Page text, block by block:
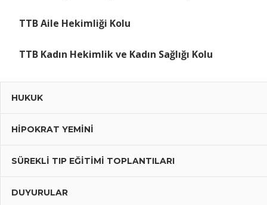
TTB Aile Hekimliği Kolu
TTB Kadın Hekimlik ve Kadın Sağlığı Kolu
HUKUK
HIPOKRAT YEMINI
SÜREKLI TIP EĞITIMI TOPLANTILARI
DUYURULAR